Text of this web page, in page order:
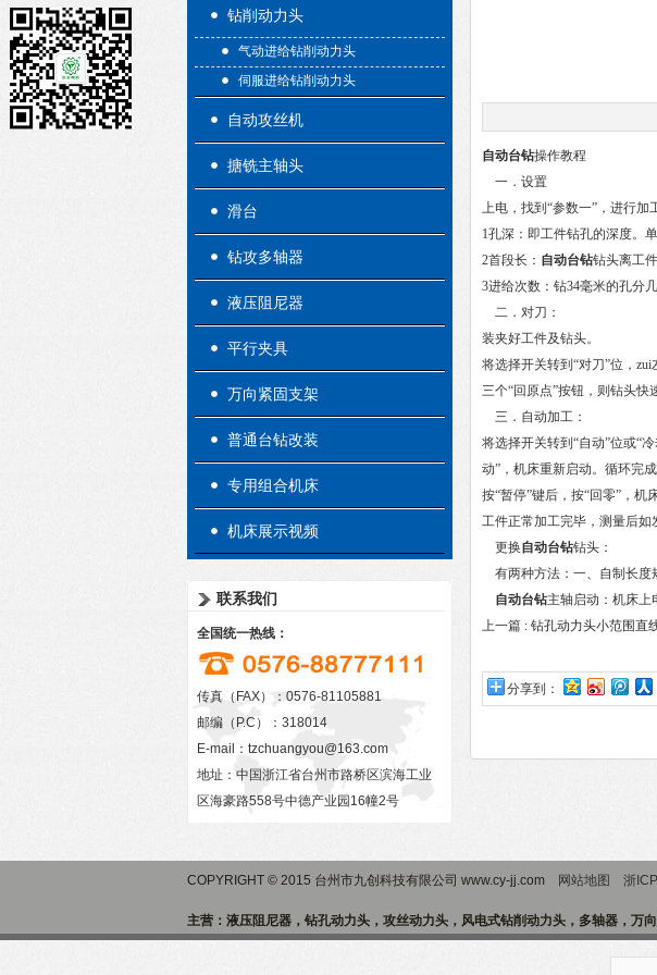
钻削动力头
气动进给钻削动力头
伺服进给钻削动力头
自动攻丝机
搪铣主轴头
滑台
钻攻多轴器
液压阻尼器
平行夹具
万向紧固支架
普通台钻改装
专用组合机床
机床展示视频
联系我们
全国统一热线：
传真（FAX）：0576-81105881
邮编（P.C）：318014
E-mail： tzchuangyou@163.com
地址：中国浙江省台州市路桥区滨海工业
区海豪路558号中德产业园16幢2号
自动台钻操作教程
一．设置
上电，找到“参数一”，进行加
1孔深：即工件钻孔的深度。
2首段长： 自动台钻钻头离工
3进给次数：钻34毫米的孔分
二．对刀：
装夹好工件及钻头。
将选择开关转到“对刀”位，
三个“回原点”按钮，则钻头快
三．自动加工：
将选择开关转到“自动”位或“
动”，机床重新启动。循环完
按“暂停”键后，按“回零”，机
工件正常加工完毕，测量后如
更换自动台钻钻头：
有两种方法：一、自制长度
自动台钻主轴启动：机床上
上一篇 : 钻孔动力头小范围直
分享到：
COPYRIGHT © 2015 台州市九创科技有限公司 www.cy-jj.com 网站地图 浙
主营：液压阻尼器，钻孔动力头，攻丝动力头，风电式钻削动力头，多轴器，万